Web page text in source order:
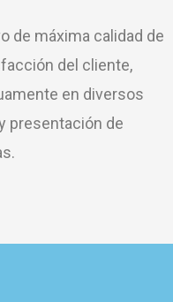
de máxima calidad de
del cliente,
en diversos
presentación de